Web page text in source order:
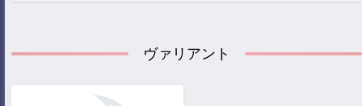
ヴァリアント